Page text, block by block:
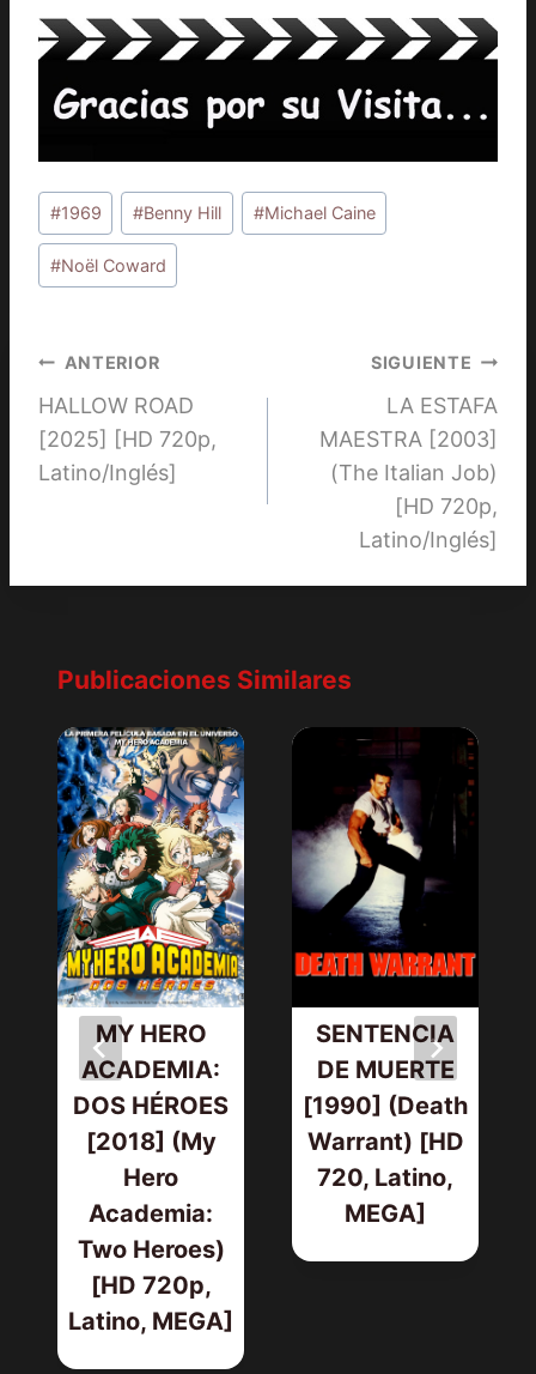
Etiquetas
de
la
#1969 #Benny Hill #Michael Caine
#Noël Coward
Navegación
de
entradas
ANTERIOR
HALLOW ROAD
[2025] [HD 720p,
Latino/Inglés]
SIGUIENTE
LA ESTAFA
MAESTRA [2003]
(The Italian Job)
[HD 720p,
Latino/Inglés]
Publicaciones Similares
MY HERO
ACADEMIA:
DOS HÉROES
[2018] (My
Hero
Academia:
Two Heroes)
[HD 720p,
Latino, MEGA]
SENTENCIA
DE MUERTE
[1990] (Death
Warrant) [HD
720, Latino,
MEGA]